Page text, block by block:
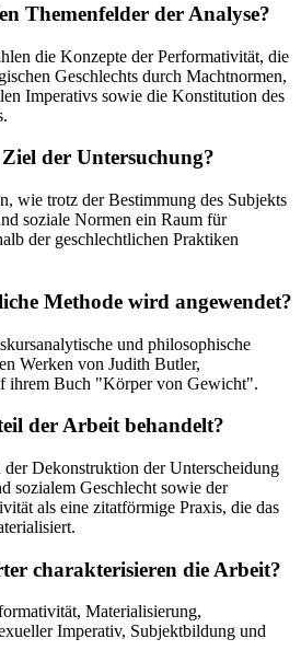
Themenfelder der Analyse?
die Konzepte der Performativität, die
Geschlechts durch Machtnormen,
Imperativs sowie die Konstitution des
der Untersuchung?
wie trotz der Bestimmung des Subjekts
soziale Normen ein Raum für
der geschlechtlichen Praktiken
Methode wird angewendet?
und philosophische
Werken von Judith Butler,
ihrem Buch "Körper von Gewicht".
der Arbeit behandelt?
Dekonstruktion der Unterscheidung
sozialem Geschlecht sowie der
als eine zitatförmige Praxis, die das
charakterisieren die Arbeit?
Materialisierung,
Imperativ, Subjektbildung und